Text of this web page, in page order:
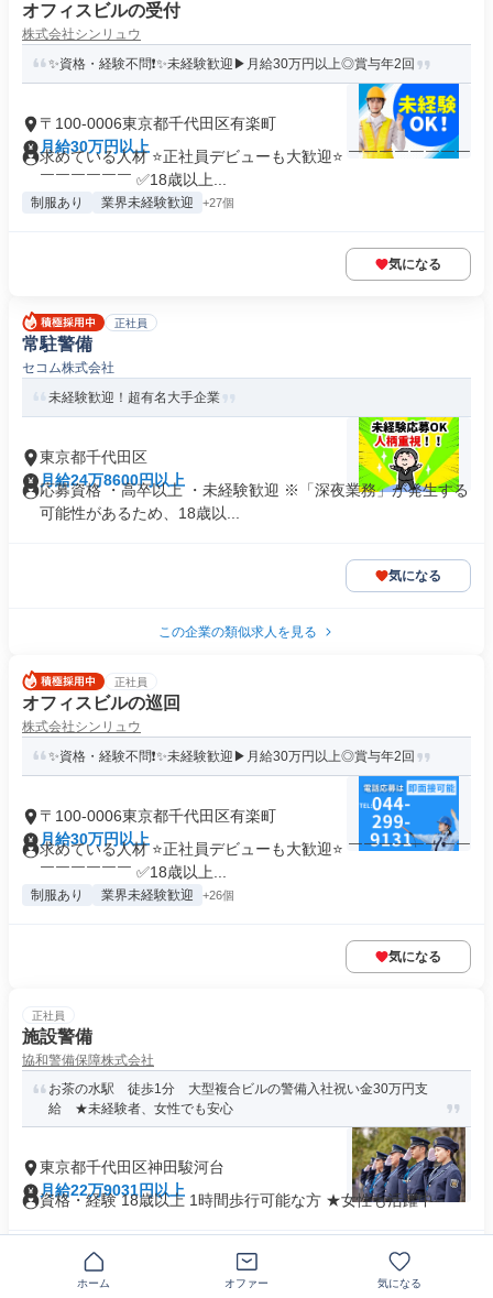
オフィスビルの受付
株式会社シンリュウ
✨資格・経験不問❗✨未経験歓迎▶月給30万円以上◎賞与年2回
〒100-0006東京都千代田区有楽町
月給30万円以上
求めている人材 ⭐正社員デビューも大歓迎⭐ ￣￣￣￣￣￣￣￣
￣￣￣￣￣￣ ✅18歳以上...
制服あり 業界未経験歓迎 +27個
気になる
正社員
常駐警備
セコム株式会社
未経験歓迎！超有名大手企業
東京都千代田区
月給24万8600円以上
応募資格 ・高卒以上 ・未経験歓迎 ※「深夜業務」が発生する
可能性があるため、18歳以...
気になる
この企業の類似求人を見る
正社員
オフィスビルの巡回
株式会社シンリュウ
✨資格・経験不問❗✨未経験歓迎▶月給30万円以上◎賞与年2回
〒100-0006東京都千代田区有楽町
月給30万円以上
求めている人材 ⭐正社員デビューも大歓迎⭐ ￣￣￣￣￣￣￣￣
￣￣￣￣￣￣ ✅18歳以上...
制服あり 業界未経験歓迎 +26個
気になる
正社員
施設警備
協和警備保障株式会社
お茶の水駅 徒歩1分 大型複合ビルの警備入社祝い金30万円支
給 ★未経験者、女性でも安心
東京都千代田区神田駿河台
月給22万9031円以上
資格・経験 18歳以上 1時間歩行可能な方 ★女性も活躍中
気になる
ホーム オファー 気になる